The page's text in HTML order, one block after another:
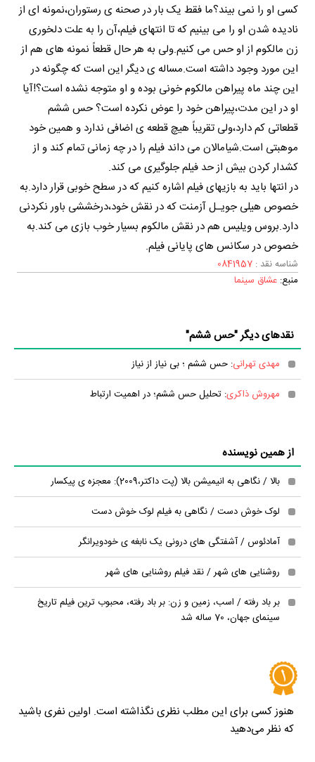
کسی او را نمی بیند؟ما فقط یک بار در صحنه ی رستوران،نمونه ای از
نادیده شدن او را می بینیم که تا انتهای فیلم،آن را به علت دلخوری
زن مالکوم از او حس می کنیم.ولی به هر حال قطعاً نمونه های هم از
این مورد وجود داشته است.مساله ی دیگر این است که چگونه در
این چند ماه پیراهن مالکوم خونی بوده و او متوجه نشده است؟!آیا
او در این مدت،پیراهن خود را عوض نکرده است؟ حس ششم
قطعاتی کم دارد،ولی تقریباً هیچ قطعه ی اضافی ندارد و همین خود
موهبتی است.شیامالان می داند فیلم را در چه زمانی تمام کند و از
کشدار کردن بیش از حد فیلم جلوگیری می کند.
در انتها باید به بازیهای فیلم اشاره کنیم که در سطح خوبی قرار دارد.به
خصوص هیلی جويـل آزمنت که در نقش خود،درخششی باور نکردنی
دارد.بروس ویلیس هم در نقش مالکوم بسیار خوب بازی می کند.به
خصوص در سکانس های پایانی فیلم.
شناسه نقد : 0841957
منبع:عشاق سینما
نقدهای دیگر "حس ششم"
مهدی تهرانی: حس ششم ؛ بی نیاز از نیاز
مهروش ذاکری: تحلیل حس ششم؛ در اهمیت ارتباط
از همین نویسنده
بالا / نگاهی به انیمیشن بالا (پت داکتر،2009): معجزه ی پیکسار
لوک خوش دست / نگاهی به فیلم لوک خوش دست
آمادئوس / آشفتگی های درونی یک نابغه ی خودویرانگر
روشنایی های شهر / نقد فیلم روشنایی های شهر
بر باد رفته / اسب، زمین و زن: بر باد رفته، محبوب ترین فیلم تاریخ
سینمای جهان، 70 ساله شد
هنوز کسی برای این مطلب نظری نگذاشته است. اولین نفری باشید
که نظر می‌دهید